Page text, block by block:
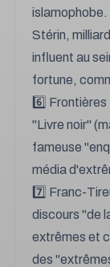
Stérin,
influent au
fortune,
6️⃣ Frontières
"Livre noir"
fameuse
média
7️⃣ Franc-
discours "de
extrêmes et
des